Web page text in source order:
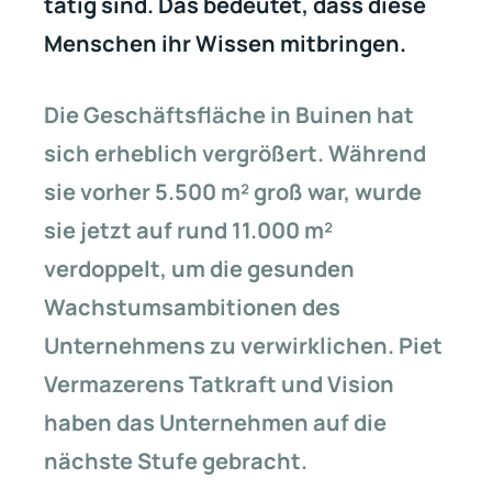
Menschen ihr Wissen mitbringen.
Die Geschäftsfläche in Buinen hat
sich erheblich vergrößert. Während
sie vorher 5.500 m² groß war, wurde
sie jetzt auf rund 11.000 m²
verdoppelt, um die gesunden
Wachstumsambitionen des
Unternehmens zu verwirklichen. Piet
Vermazerens Tatkraft und Vision
haben das Unternehmen auf die
nächste Stufe gebracht.